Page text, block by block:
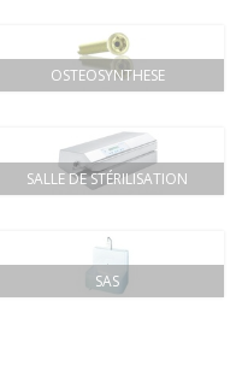
OSTEOSYNTHESE
SALLE DE STÉRILISATION
SAS